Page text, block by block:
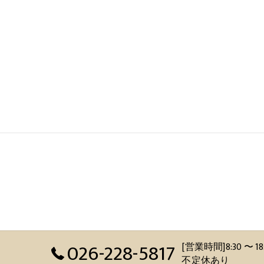
026-228-5817 [営業時間]8:30 〜
不定休あり